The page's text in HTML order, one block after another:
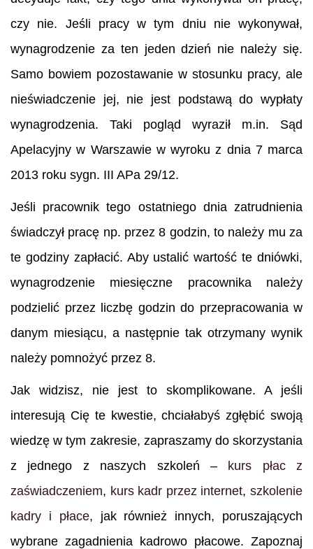
czy nie. Jeśli pracy w tym dniu nie wykonywał,
wynagrodzenie za ten jeden dzień nie należy się.
Samo bowiem pozostawanie w stosunku pracy, ale
nieświadczenie jej, nie jest podstawą do wypłaty
wynagrodzenia. Taki pogląd wyraził m.in. Sąd
Apelacyjny w Warszawie w wyroku z dnia 7 marca
2013 roku sygn. III APa 29/12.
Jeśli pracownik tego ostatniego dnia zatrudnienia
świadczył pracę np. przez 8 godzin, to należy mu za
te godziny zapłacić. Aby ustalić wartość te dniówki,
wynagrodzenie miesięczne pracownika należy
podzielić przez liczbę godzin do przepracowania w
danym miesiącu, a następnie tak otrzymany wynik
należy pomnożyć przez 8.
Jak widzisz, nie jest to skomplikowane. A jeśli
interesują Cię te kwestie, chciałabyś zgłębić swoją
wiedzę w tym zakresie, zapraszamy do skorzystania
z jednego z naszych szkoleń – kurs płac z
zaświadczeniem, kurs kadr przez internet,szkolenie
kadry i płace, jak również innych, poruszających
wybrane zagadnienia kadrowo płacowe. Zapoznaj